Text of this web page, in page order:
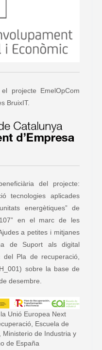
projecte EmelOpCom
BruixIT.
del projecte:
tecnologies aplicades
energètiques” de
en el marc de les
a petites i mitjanes
de Suport als digital
Pla de recuperació,
sobre la base de
desembre.
Unió Europea Next
Escuela de
Ministerio de Industria y
de España